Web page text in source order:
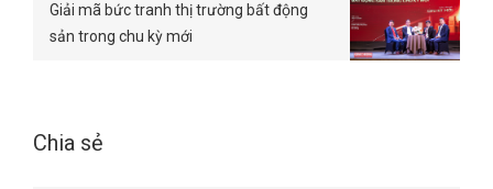
Giải mã bức tranh thị trường bất động
sản trong chu kỳ mới
Chia sẻ